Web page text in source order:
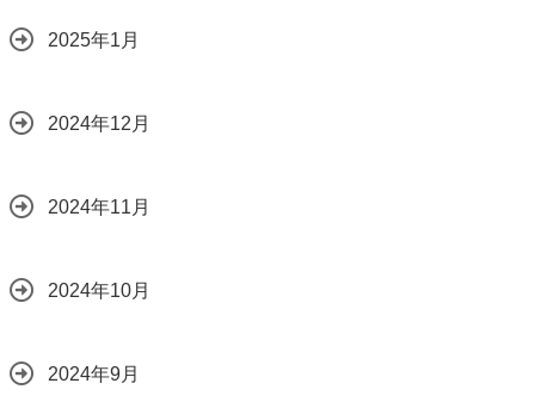
2025年1月
2024年12月
2024年11月
2024年10月
2024年9月